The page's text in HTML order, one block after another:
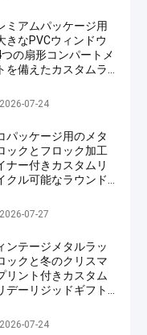
ミアムパッケージ用
きなPVCウィンドウ
つの扇形コンパートメ
を備えたカスタムラ
ス
パー包装箱
2026-07-24
パッケージ用のメタ
ックとフロック加工
ナー付きカスタムリ
クル可能なラウンド
パー包装箱
2026-07-27
ンテージメタルラッ
ックと冬のクリスマ
リント付きカスタム
デーリジッドギフト
パー包装箱
2026-07-24